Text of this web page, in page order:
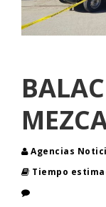
Agencias
Tiempo